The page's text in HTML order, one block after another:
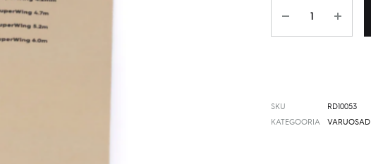
SKU
RD10053
KATEGOORIA
VARUOSAD